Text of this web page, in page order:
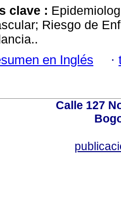
clave :
Riesgo de
en Inglés ·
Calle 127